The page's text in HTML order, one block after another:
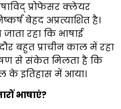
प्रोफेसर क्लेयर
बेहद अप्रत्याशित है।
रहा कि भाषाई
बहुत प्राचीन काल में रहा
से संकेत मिलता है कि
के इतिहास में आया।
भाषाएं?